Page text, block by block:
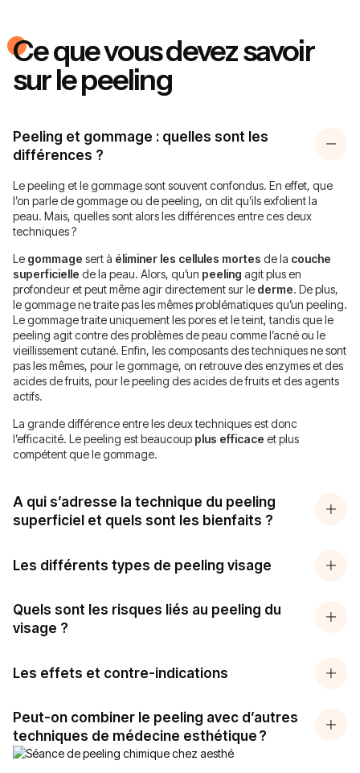
Ce que vous devez savoir
sur le peeling
Peeling et gommage : quelles sont les
différences ?
Le peeling et le gommage sont souvent confondus. En effet, que
l’on parle de gommage ou de peeling, on dit qu’ils exfolient la
peau. Mais, quelles sont alors les différences entre ces deux
techniques ?
Le gommage sert à éliminer les cellules mortes de la couche
superficielle de la peau. Alors, qu’un peeling agit plus en
profondeur et peut même agir directement sur le derme. De plus,
le gommage ne traite pas les mêmes problématiques qu’un peeling.
Le gommage traite uniquement les pores et le teint, tandis que le
peeling agit contre des problèmes de peau comme l’acné ou le
vieillissement cutané. Enfin, les composants des techniques ne sont
pas les mêmes, pour le gommage, on retrouve des enzymes et des
acides de fruits, pour le peeling des acides de fruits et des agents
actifs.
La grande différence entre les deux techniques est donc
l’efficacité. Le peeling est beaucoup plus efficace et plus
compétent que le gommage.
A qui s’adresse la technique du peeling
superficiel et quels sont les bienfaits ?
Les différents types de peeling visage
Quels sont les risques liés au peeling du
visage ?
Les effets et contre-indications
Peut-on combiner le peeling avec d’autres
techniques de médecine esthétique ?